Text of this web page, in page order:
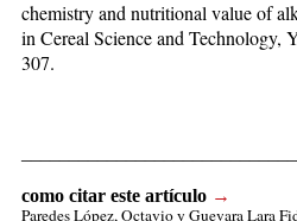
chemistry and nutritional value of
in Ce­real Science and Technology,
307.
como citar este artículo →
Paredes López, Octavioy Guevara Lara